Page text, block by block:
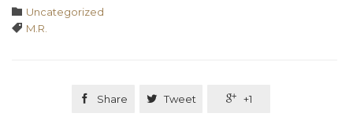
 Category
Uncategorized
 Tags
M.R.
 Share  Tweet  +1